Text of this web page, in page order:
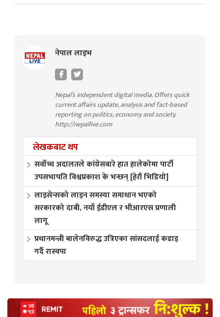
नेपाल लाइभ
Nepal’s independent digital media. Offers quick
current affairs update, analysis and fact-based
reporting on politics, economy and society.
http://nepallive.com
लेखकबाट थप
सर्वोच्च अदालतले कांग्रेसबारे हात हालेकोमा पार्टी
उपसभापति विश्वप्रकाश के भन्छन् [हेरौं भिडियो]
लाइसेन्सको लाइन समस्या समाधान भएको
सरकारको दाबी, नयाँ ईडीएल र भीआरएस प्रणाली
लागू
प्रधानमन्त्री बालेनविरुद्ध उत्रिएका सांसदलाई कडाइ
गर्दै रास्वपा